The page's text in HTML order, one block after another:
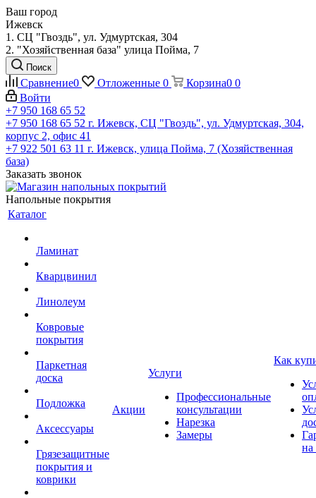
Ваш город
Ижевск
1. СЦ "Гвоздь", ул. Удмуртская, 304
2. "Хозяйственная база" улица Пойма, 7
Поиск
Сравнение0 Отложенные 0 Корзина0 0
Войти
+7 950 168 65 52
+7 950 168 65 52 г. Ижевск, СЦ "Гвоздь", ул. Удмуртская, 304,
корпус 2, офис 41
+7 922 501 63 11 г. Ижевск, улица Пойма, 7 (Хозяйственная
база)
Заказать звонок
Напольные покрытия
Каталог
Ламинат
Кварцвинил
Линолеум
Ковровые
покрытия
Паркетная
доска
Подложка
Аксессуары
Грязезащитные
покрытия и
коврики
Акции
Услуги
Профессиональные
консультации
Нарезка
Замеры
Как
на